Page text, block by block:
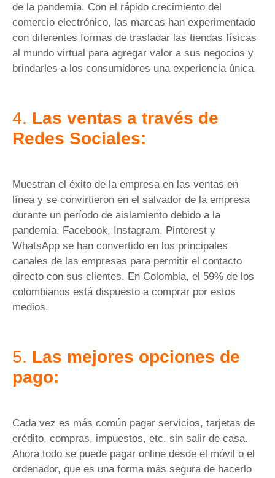
de la pandemia. Con el rápido crecimiento del
comercio electrónico, las marcas han experimentado
con diferentes formas de trasladar las tiendas físicas
al mundo virtual para agregar valor a sus negocios y
brindarles a los consumidores una experiencia única.
4. Las ventas a través de
Redes Sociales:
Muestran el éxito de la empresa en las ventas en
línea y se convirtieron en el salvador de la empresa
durante un período de aislamiento debido a la
pandemia. Facebook, Instagram, Pinterest y
WhatsApp se han convertido en los principales
canales de las empresas para permitir el contacto
directo con sus clientes. En Colombia, el 59% de los
colombianos está dispuesto a comprar por estos
medios.
5. Las mejores opciones de
pago:
Cada vez es más común pagar servicios, tarjetas de
crédito, compras, impuestos, etc. sin salir de casa.
Ahora todo se puede pagar online desde el móvil o el
ordenador, que es una forma más segura de hacerlo